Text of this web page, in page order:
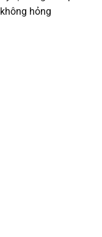
không hỏng